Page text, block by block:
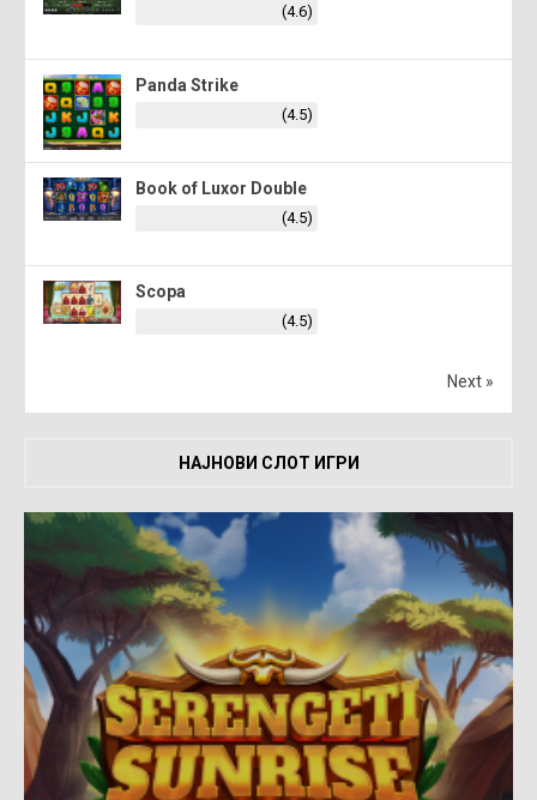
(4.6)
Panda Strike
(4.5)
Book of Luxor Double
(4.5)
Scopa
(4.5)
Next »
НАЈНОВИ СЛОТ ИГРИ